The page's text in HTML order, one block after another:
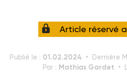
Article réservé
Publié le : 01.02.2024 Dernière
Par : Mathias Gardet